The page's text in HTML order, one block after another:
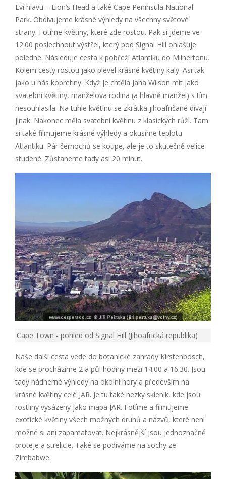
Lví hlavu – Lion’s Head a také Cape Peninsula National
Park. Obdivujeme krásné výhledy na všechny světové
strany. Fotíme květiny, které zde rostou. Pak si jdeme ve
12:00 poslechnout výstřel, který pod Signal Hill ohlašuje
poledne. Následuje cesta k pobřeží Atlantiku do Milnertonu.
Kolem cesty rostou jako plevel krásné květiny kaly. Asi tak
jako u nás kopretiny. Když je chtěla Jana Wilson mít jako
svatební květiny, manželova rodina (a hlavně manžel) s tím
nesouhlasila. Na tuhle květinu se zkrátka jihoafričané dívají
jinak. Nakonec měla svatební květinu z klasických růží. Tam
si také filmujeme krásné výhledy a okusíme teplotu
Atlantiku. Pár černochů se koupe, ale je to skutečně velice
studené. Zůstaneme tady asi 20 minut.
Cape Town - pohled od Signal Hill (Jihoafrická republika)
Naše další cesta vede do botanické zahrady Kirstenbosch,
kde se procházíme 2 a půl hodiny mezi 14:00 a 16:30. Jsou
tady nádherné výhledy na okolní hory a především na
krásné květiny celé JAR. Je tu také hezký skleník, kde jsou
rostliny vysázeny jako mapa JAR. Fotíme a filmujeme
exotické květiny všech možných druhů a názvů, které není
možné si ani zapamatovat. Nejkrásnější jsou jednoznačně
proteje a strelicie. Také se podíváme na sochy ze
Zimbabwe.